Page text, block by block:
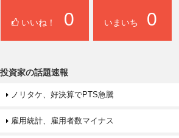
いいね！ 0 いまいち 0
投資家の話題速報
ノリタケ、好決算でPTS急騰
雇用統計、雇用者数マイナス